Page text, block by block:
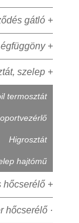
gátló +
+
szelep +
termosztát
Higrosztát
hajtómű
hőcserélő +
hőcserélő ·